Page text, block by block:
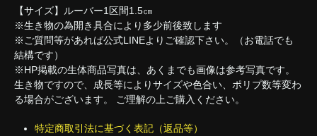
【サイズ】ルーバー1区間1.5㎝
※生き物の為開き具合により多少前後致します
※ご質問等があれば公式LINEよりご確認下さい。（お電話でも
結構です）
※HP掲載の生体商品写真は、あくまでも画像は参考写真です。
生き物ですので、成長等によりサイズや色合い、ポリプ数等変わ
る場合がございます。 ご理解の上ご購入ください。
特定商取引法に基づく表記（返品等）